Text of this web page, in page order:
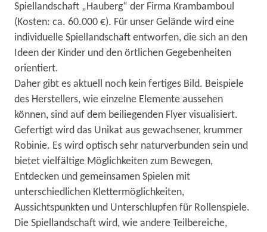
Spiellandschaft „Hauberg“ der Firma Krambamboul
(Kosten: ca. 60.000 €). Für unser Gelände wird eine
individuelle Spiellandschaft entworfen, die sich an den
Ideen der Kinder und den örtlichen Gegebenheiten
orientiert.
Daher gibt es aktuell noch kein fertiges Bild. Beispiele
des Herstellers, wie einzelne Elemente aussehen
können, sind auf dem beiliegenden Flyer visualisiert.
Gefertigt wird das Unikat aus gewachsener, krummer
Robinie. Es wird optisch sehr naturverbunden sein und
bietet vielfältige Möglichkeiten zum Bewegen,
Entdecken und gemeinsamen Spielen mit
unterschiedlichen Klettermöglichkeiten,
Aussichtspunkten und Unterschlupfen für Rollenspiele.
Die Spiellandschaft wird, wie andere Teilbereiche,